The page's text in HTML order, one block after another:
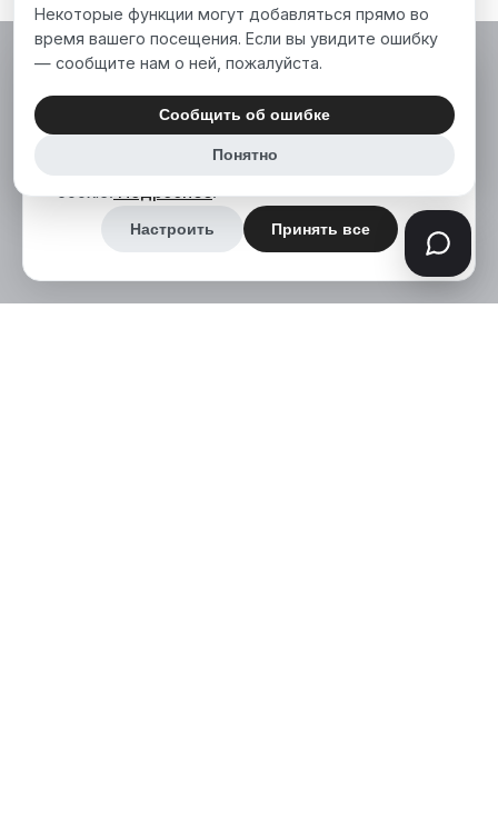
наш сайт лучше для вас. Нажимая «Принять
все», вы соглашаетесь на использование нами
аналитических и маркетинговых файлов
cookie.Подробнее.
Настроить Принять все
Некоторые функции могут добавляться прямо во
время вашего посещения. Если вы увидите ошибку
— сообщите нам о ней, пожалуйста.
Понятно
Сообщить об ошибке